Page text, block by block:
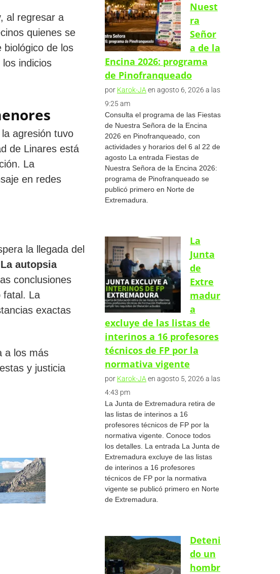
al regresar a
quienes se
biológico de los
indicios
agresión tuvo
de Linares está
La
en redes
la llegada del
La autopsia
conclusiones
fatal. La
exactas
a los más
y justicia
Nuest
ra
Señor
a de la
Encina 2026: programa
de Pinofranqueado
por Karok-JA en agosto 6, 2026 a las
9:25 am
Consulta el programa de las Fiestas
de Nuestra Señora de la Encina
2026 en Pinofranqueado, con
actividades y horarios del 6 al 22 de
agosto La entrada Fiestas de
Nuestra Señora de la Encina 2026:
programa de Pinofranqueado se
publicó primero en Norte de
Extremadura.
La
Junta
de
Extre
madur
a
excluye de las listas de
interinos a 16 profesores
técnicos de FP por la
normativa vigente
por Karok-JA en agosto 5, 2026 a las
4:43 pm
La Junta de Extremadura retira de
las listas de interinos a 16
profesores técnicos de FP por la
normativa vigente. Conoce todos
los detalles. La entrada La Junta de
Extremadura excluye de las listas
de interinos a 16 profesores
técnicos de FP por la normativa
vigente se publicó primero en Norte
de Extremadura.
Deteni
do un
hombr